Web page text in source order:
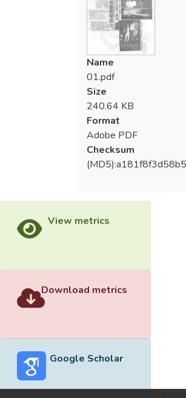
Name
01.pdf
Size
240.64 KB
Format
Adobe PDF
Checksum
View metrics
Download metrics
Google Scholar